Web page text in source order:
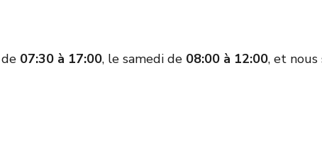
07:30 à 17:00, le samedi de 08:00 à 12:00, et nous